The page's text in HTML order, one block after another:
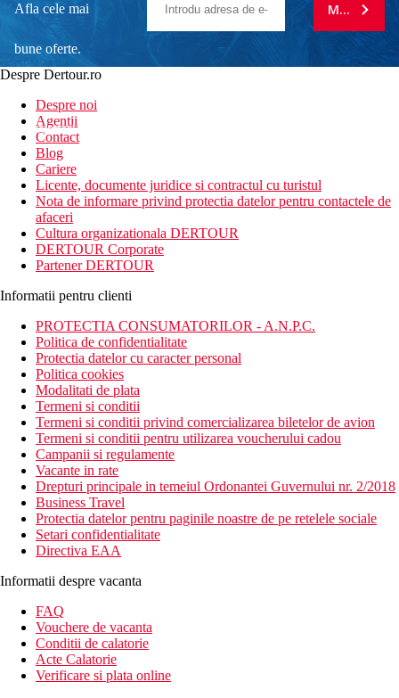
Afla cele mai
bune oferte.
newsletter!
MA
Despre Dertour.ro
Despre noi
Agentii
Contact
Blog
Cariere
Licente, documente juridice si contractul cu turistul
Nota de informare privind protectia datelor pentru contactele de
afaceri
Cultura organizationala DERTOUR
DERTOUR Corporate
Partener DERTOUR
Informatii pentru clienti
PROTECTIA CONSUMATORILOR - A.N.P.C.
Politica de confidentialitate
Protectia datelor cu caracter personal
Politica cookies
Modalitati de plata
Termeni si conditii
Termeni si conditii privind comercializarea biletelor de avion
Termeni si conditii pentru utilizarea voucherului cadou
Campanii si regulamente
Vacante in rate
Drepturi principale in temeiul Ordonantei Guvernului nr. 2/2018
Business Travel
Protectia datelor pentru paginile noastre de pe retelele sociale
Setari confidentialitate
Directiva EAA
Informatii despre vacanta
FAQ
Vouchere de vacanta
Conditii de calatorie
Acte Calatorie
Verificare si plata online